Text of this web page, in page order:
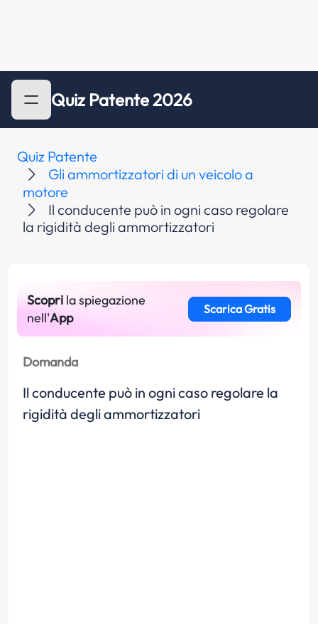
Quiz Patente 2026
Quiz Patente
Gli ammortizzatori di un veicolo a
motore
Il conducente può in ogni caso regolare
la rigidità degli ammortizzatori
Scopri la spiegazione
nell'App
Scarica Gratis
Domanda
Il conducente può in ogni caso regolare la
rigidità degli ammortizzatori